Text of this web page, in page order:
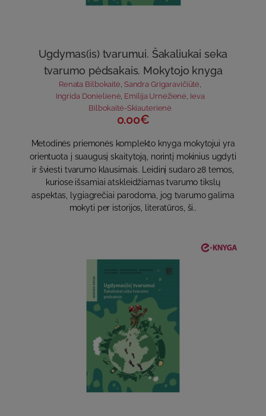
Ugdymas(is) tvarumui. Šakaliukai seka
tvarumo pėdsakais. Mokytojo knyga
Renata Bilbokaitė, Sandra Grigaravičiūtė,
Ingrida Donielienė, Emilija Urnėžienė, Ieva
Bilbokaitė-Skiauterienė
0.00€
Metodinės priemonės komplekto knyga mokytojui yra
orientuota į suaugusį skaitytoją, norintį mokinius ugdyti
ir šviesti tvarumo klausimais. Leidinį sudaro 28 temos,
kuriose išsamiai atskleidžiamas tvarumo tikslų
aspektas, lygiagrečiai parodoma, jog tvarumo galima
mokyti per istorijos, literatūros, ši..